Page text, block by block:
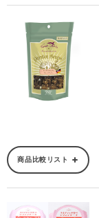
商品比較リスト